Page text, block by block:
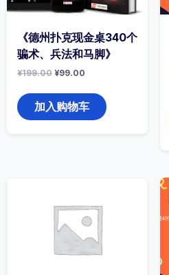
《德州扑克现金桌340个
骗术、兵法和马脚》
¥199.00 原
为：
¥199.00。
¥99.00
价
格
为：
¥99.00。
加入购物车